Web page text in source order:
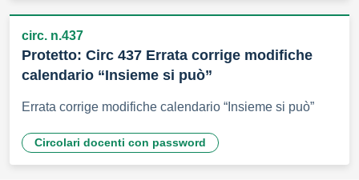
circ. n.437
Protetto: Circ 437 Errata corrige modifiche
calendario “Insieme si può”
Errata corrige modifiche calendario “Insieme si può”
Circolari docenti con password